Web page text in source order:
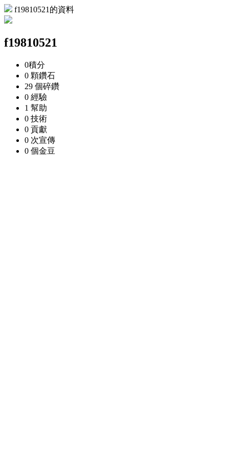
f19810521的資料
f19810521
0積分
0 顆鑽石
29 個碎鑽
0 經驗
1 幫助
0 技術
0 貢獻
0 次宣傳
0 個金豆